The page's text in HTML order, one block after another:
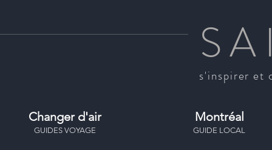
s'inspirer et
Changer d'air Montréal
GUIDE LOCAL
GUIDES VOYAGE